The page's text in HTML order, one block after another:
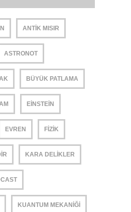
ANTIK MISIR
ASTRONOT
BÜYÜK PATLAMA
EINSTEIN
EVREN FIZIK
KARA DELIKLER
KUANTUM MEKANIĞI